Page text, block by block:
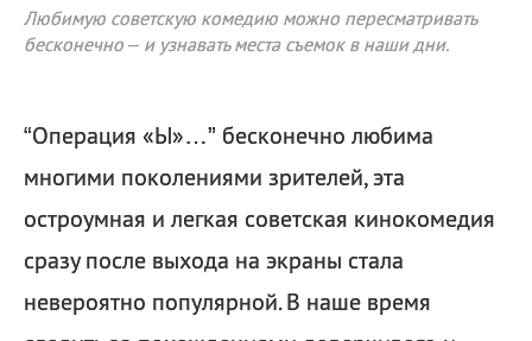
Любимую советскую комедию можно пересматривать
бесконечно – и узнавать места съемок в наши дни.
“Операция «Ы»…” бесконечно любима
многими поколениями зрителей, эта
остроумная и легкая советская кинокомедия
сразу после выхода на экраны стала
невероятно популярной. В наше время